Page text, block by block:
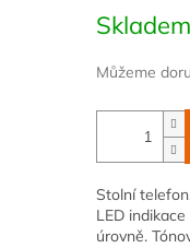
cena:
Skladem
Můžeme
Stolní
LED
úrovně.